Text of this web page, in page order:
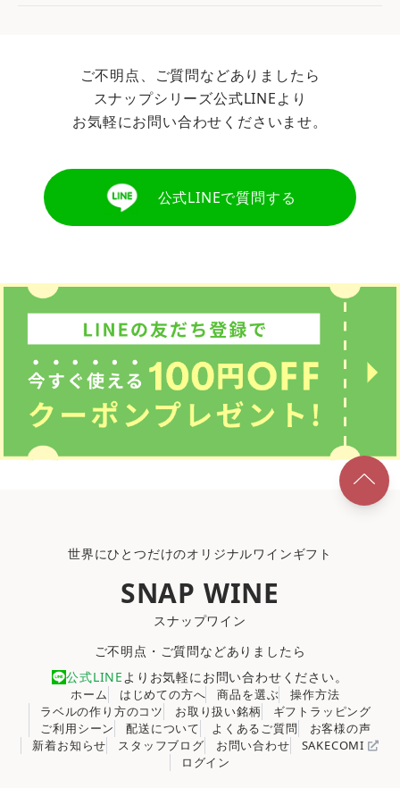
ご不明点、ご質問などありましたら
スナップシリーズ公式LINEより
お気軽にお問い合わせくださいませ。
公式LINEで質問する
世界にひとつだけのオリジナルワインギフト
SNAP WINE
スナップワイン
ご不明点・ご質問などありましたら
公式LINEよりお気軽にお問い合わせください。
ホーム はじめての方へ 商品を選ぶ
操作方法
ラベルの作り方のコツ
お取り扱い銘柄
ギフトラッピング
ご利用シーン
配送について よくあるご質問
お客様の声
新着お知らせ
スタッフブログ お問い合わせ
SAKECOMI
ログイン